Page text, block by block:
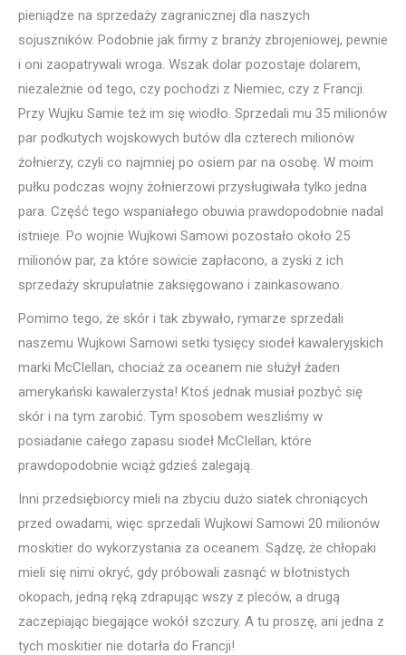
pieniądze na sprzedaży zagranicznej dla naszych
sojuszników. Podobnie jak firmy z branży zbrojeniowej, pewnie
i oni zaopatrywali wroga. Wszak dolar pozostaje dolarem,
niezależnie od tego, czy pochodzi z Niemiec, czy z Francji.
Przy Wujku Samie też im się wiodło. Sprzedali mu 35 milionów
par podkutych wojskowych butów dla czterech milionów
żołnierzy, czyli co najmniej po osiem par na osobę. W moim
pułku podczas wojny żołnierzowi przysługiwała tylko jedna
para. Część tego wspaniałego obuwia prawdopodobnie nadal
istnieje. Po wojnie Wujkowi Samowi pozostało około 25
milionów par, za które sowicie zapłacono, a zyski z ich
sprzedaży skrupulatnie zaksięgowano i zainkasowano.
Pomimo tego, że skór i tak zbywało, rymarze sprzedali
naszemu Wujkowi Samowi setki tysięcy siodeł kawaleryjskich
marki McClellan, chociaż za oceanem nie służył żaden
amerykański kawalerzysta! Ktoś jednak musiał pozbyć się
skór i na tym zarobić. Tym sposobem weszliśmy w
posiadanie całego zapasu siodeł McClellan, które
prawdopodobnie wciąż gdzieś zalegają.
Inni przedsiębiorcy mieli na zbyciu dużo siatek chroniących
przed owadami, więc sprzedali Wujkowi Samowi 20 milionów
moskitier do wykorzystania za oceanem. Sądzę, że chłopaki
mieli się nimi okryć, gdy próbowali zasnąć w błotnistych
okopach, jedną ręką zdrapując wszy z pleców, a drugą
zaczepiając biegające wokół szczury. A tu proszę, ani jedna z
tych moskitier nie dotarła do Francji!